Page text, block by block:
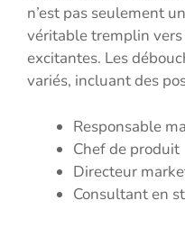
n’est pas seulement
véritable tremplin
excitantes. Les
variés, incluant des
Responsable
Chef de produit
Directeur
Consultant en